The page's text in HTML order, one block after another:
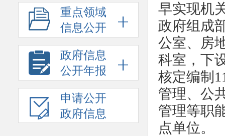
重点领域
信息公开
政府信息
公开年报
申请公开
政府信息
早实现机
政府组成
公室、房
科室，下
核定编制
管理、公
管理等职
点单位。